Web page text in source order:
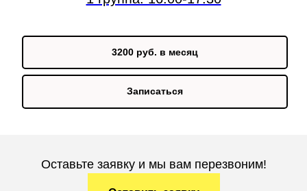
3200 руб. в месяц
Записаться
Оставьте заявку и мы вам перезвоним!